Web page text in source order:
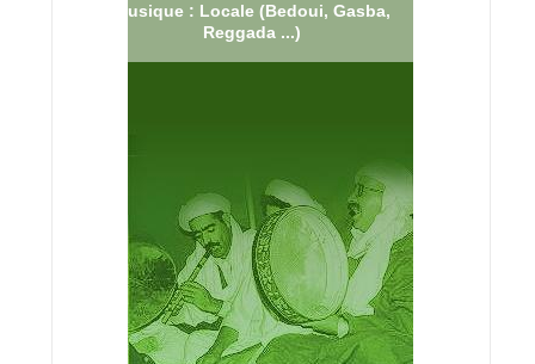
Musique : Locale (Bedoui, Gasba,
Reggada ...)